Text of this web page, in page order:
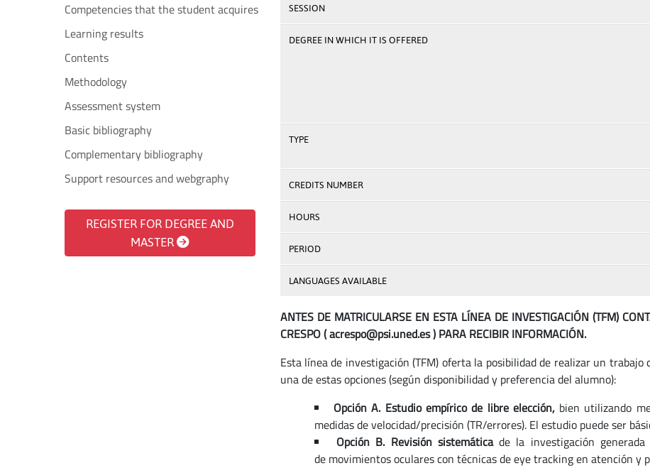
Competencies that the student acquires
Learning results
Contents
Methodology
Assessment system
Basic bibliography
Complementary bibliography
Support resources and webgraphy
REGISTER FOR DEGREE AND
MASTER
SESSION
DEGREE IN WHICH IT IS OFFERED
TYPE
CREDITS NUMBER
HOURS
PERIOD
LANGUAGES AVAILABLE
ANTES DE MATRICULARSE EN ESTA LÍNEA DE INVESTIGACIÓN (TFM)
CRESPO ( acrespo@psi.uned.es ) PARA RECIBIR INFORMACIÓN.
Esta línea de investigación (TFM) oferta la posibilidad de realizar un
una de estas opciones (según disponibilidad y preferencia del alumno):
Opción A. Estudio empírico de libre elección, bien utilizando
medidas de velocidad/precisión (TR/errores). El estudio puede ser
Opción B. Revisión sistemáticade la investigación
de movimientos oculares con técnicas de eye tracking en atención y